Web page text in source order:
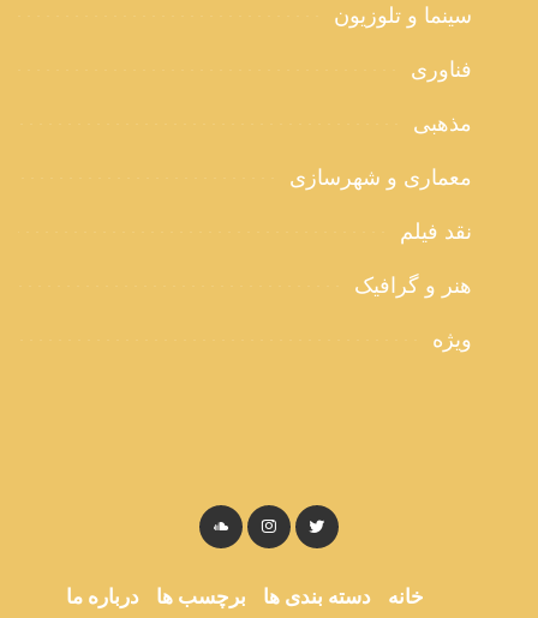
سینما و تلوزیون
فناوری
مذهبی
معماری و شهرسازی
نقد فیلم
هنر و گرافیک
ویژه
خانه دسته بندی ها برچسب ها درباره ما